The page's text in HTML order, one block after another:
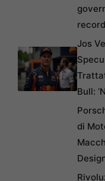
Jos
Bull:
di